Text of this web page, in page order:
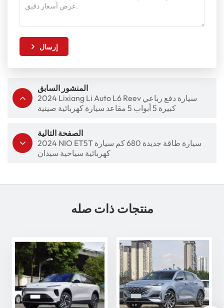
إرسال
المنشور السابق
2024 Lixiang Li Auto L6 Reev سيارة دفع رباعي
كبيرة 5 أبواب 5 مقاعد سيارة كهربائية صينية
الصفحة التالية
2024 NIO ET5T سيارة طاقة جديدة 680 كم سيارة
كهربائية سياحية سيدان
منتجات ذات صله